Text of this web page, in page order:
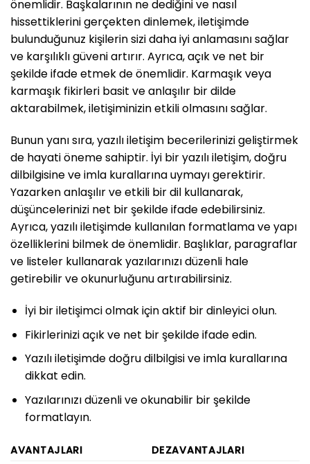
önemlidir. Başkalarının ne dediğini ve nasıl
hissettiklerini gerçekten dinlemek, iletişimde
bulunduğunuz kişilerin sizi daha iyi anlamasını sağlar
ve karşılıklı güveni artırır. Ayrıca, açık ve net bir
şekilde ifade etmek de önemlidir. Karmaşık veya
karmaşık fikirleri basit ve anlaşılır bir dilde
aktarabilmek, iletişiminizin etkili olmasını sağlar.
Bunun yanı sıra, yazılı iletişim becerilerinizi geliştirmek
de hayati öneme sahiptir. İyi bir yazılı iletişim, doğru
dilbilgisine ve imla kurallarına uymayı gerektirir.
Yazarken anlaşılır ve etkili bir dil kullanarak,
düşüncelerinizi net bir şekilde ifade edebilirsiniz.
Ayrıca, yazılı iletişimde kullanılan formatlama ve yapı
özelliklerini bilmek de önemlidir. Başlıklar, paragraflar
ve listeler kullanarak yazılarınızı düzenli hale
getirebilir ve okunurluğunu artırabilirsiniz.
İyi bir iletişimci olmak için aktif bir dinleyici olun.
Fikirlerinizi açık ve net bir şekilde ifade edin.
Yazılı iletişimde doğru dilbilgisi ve imla kurallarına
dikkat edin.
Yazılarınızı düzenli ve okunabilir bir şekilde
formatlayın.
AVANTAJLARI
DEZAVANTAJLARI